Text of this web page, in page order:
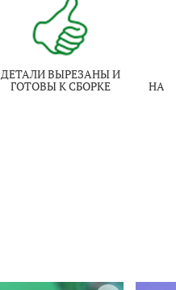
ДЕТАЛИ ВЫРЕЗАНЫ И
ГОТОВЫ К СБОРКЕ